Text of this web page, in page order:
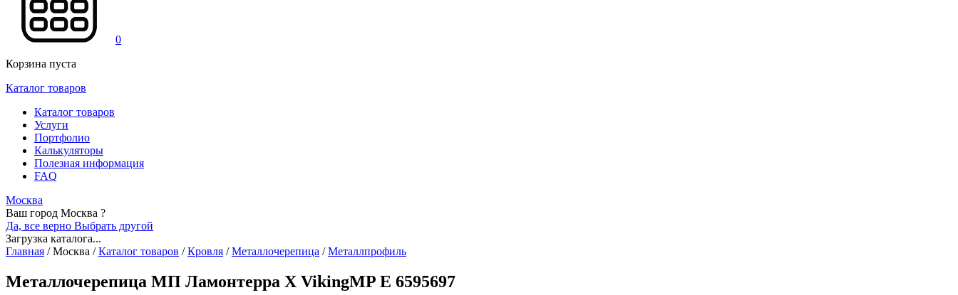
0
Корзина пуста
Каталог товаров
Каталог товаров
Услуги
Портфолио
Калькуляторы
Полезная информация
FAQ
Москва
Ваш город Москва ?
Да, все верно Выбрать другой
Загрузка каталога...
Главная /Москва / Каталог товаров / Кровля / Металлочерепица / Металлпрофиль
Металлочерепица МП Ламонтерра X VikingMP E 6595697